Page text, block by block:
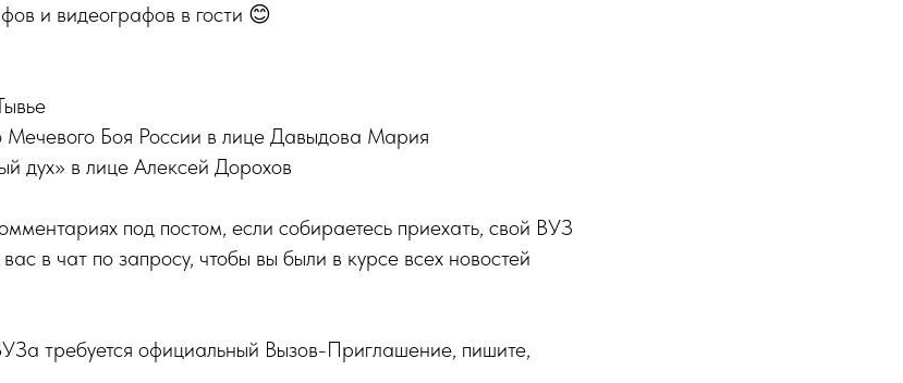
и видеографов в гости 😊
Боя России в лице Давыдова Мария
дух» в лице Алексей Дорохов
под постом, если собираетесь приехать, свой ВУЗ
в чат по запросу, чтобы вы были в курсе всех новостей
требуется официальный Вызов-Приглашение, пишите,